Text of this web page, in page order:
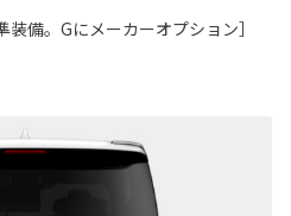
備。Gにメーカーオプション］